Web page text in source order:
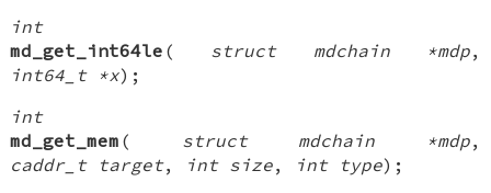
int
md_get_int64le ( struct mdchain *mdp,
int64_t *x);
int
md_get_mem ( struct mdchain *mdp,
caddr_t target, int size, int type);